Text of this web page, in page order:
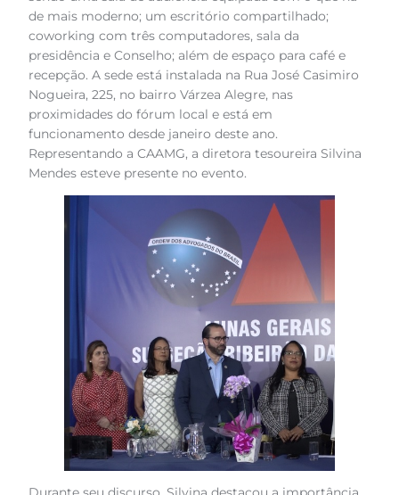
de mais moderno; um escritório compartilhado;
coworking com três computadores, sala da
presidência e Conselho; além de espaço para café e
recepção. A sede está instalada na Rua José Casimiro
Nogueira, 225, no bairro Várzea Alegre, nas
proximidades do fórum local e está em
funcionamento desde janeiro deste ano.
Representando a CAAMG, a diretora tesoureira Silvina
Mendes esteve presente no evento.